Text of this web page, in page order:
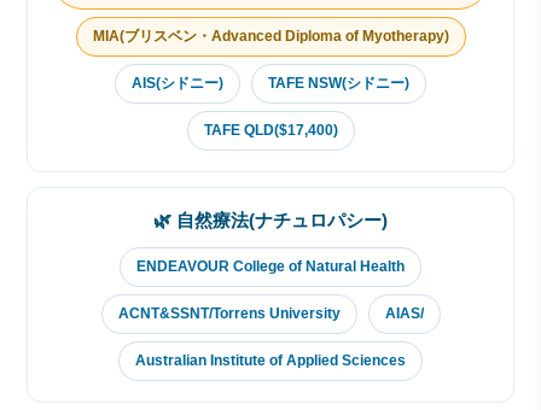
MIA(ブリスベン・Advanced Diploma of Myotherapy)
AIS(シドニー) TAFE NSW(シドニー)
TAFE QLD($17,400)
🌿 自然療法(ナチュロパシー)
ENDEAVOUR College of Natural Health
ACNT&SSNT/Torrens University AIAS/
Australian Institute of Applied Sciences